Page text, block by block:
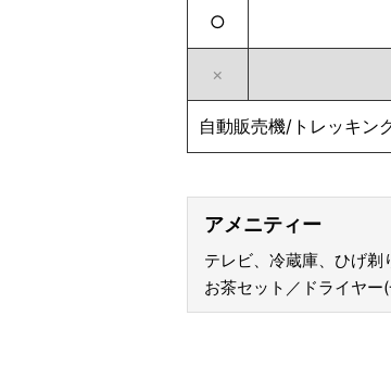
○
×
自動販売機/トレッキン
アメニティー
テレビ、冷蔵庫、ひげ
お茶セット／ドライヤ